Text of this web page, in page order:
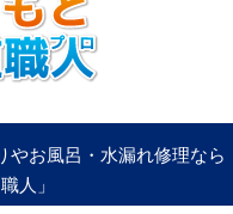
やお風呂・水漏れ修理なら
人」